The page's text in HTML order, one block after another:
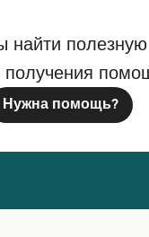
найти
Нужна помощь?